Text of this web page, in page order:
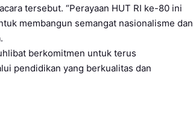
tersebut. “Perayaan HUT RI ke-80 ini
membangun semangat nasionalisme dan
berkomitmen untuk terus
pendidikan yang berkualitas dan